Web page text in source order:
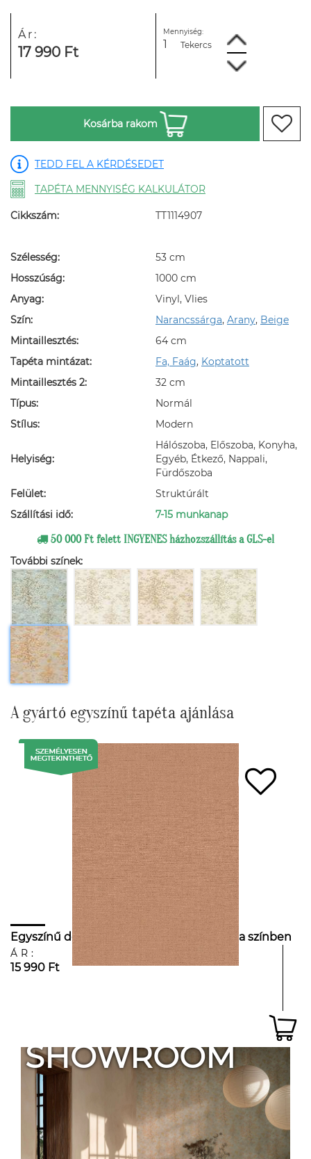
Ár:
17 990 Ft
Mennyiség:
Tekercs
Kosárba rakom
TEDD FEL A KÉRDÉSEDET
TAPÉTA MENNYISÉG KALKULÁTOR
Cikkszám: TT1114907
Szélesség:
53 cm
Hosszúság:
1000 cm
Anyag:
Vinyl, Vlies
Szín:
Narancssárga, Arany, Beige
Mintaillesztés:
64 cm
Tapéta mintázat:
Fa, Faág, Koptatott
Mintaillesztés 2:
32 cm
Típus:
Normál
Stílus:
Modern
Helyiség:
Hálószoba, Előszoba, Konyha,
Egyéb, Étkező, Nappali,
Fürdőszoba
Felület:
Struktúrált
Szállítási idő:
7-15 munkanap
50 000 Ft felett INGYENES házhozszállítás a GLS-el
További színek:
A gyártó egyszínű tapéta ajánlása
Egyszínű design tapéta matt mackóbarna színben
ÁR:
15 990 Ft
SHOWROOM